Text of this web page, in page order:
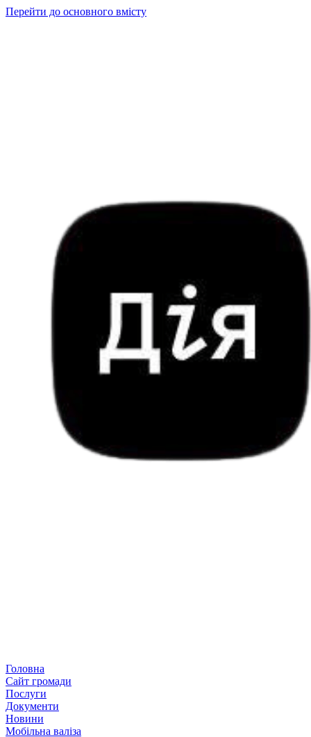
Перейти до основного вмісту
Головна
Сайт громади
Послуги
Документи
Новини
Мобільна валіза